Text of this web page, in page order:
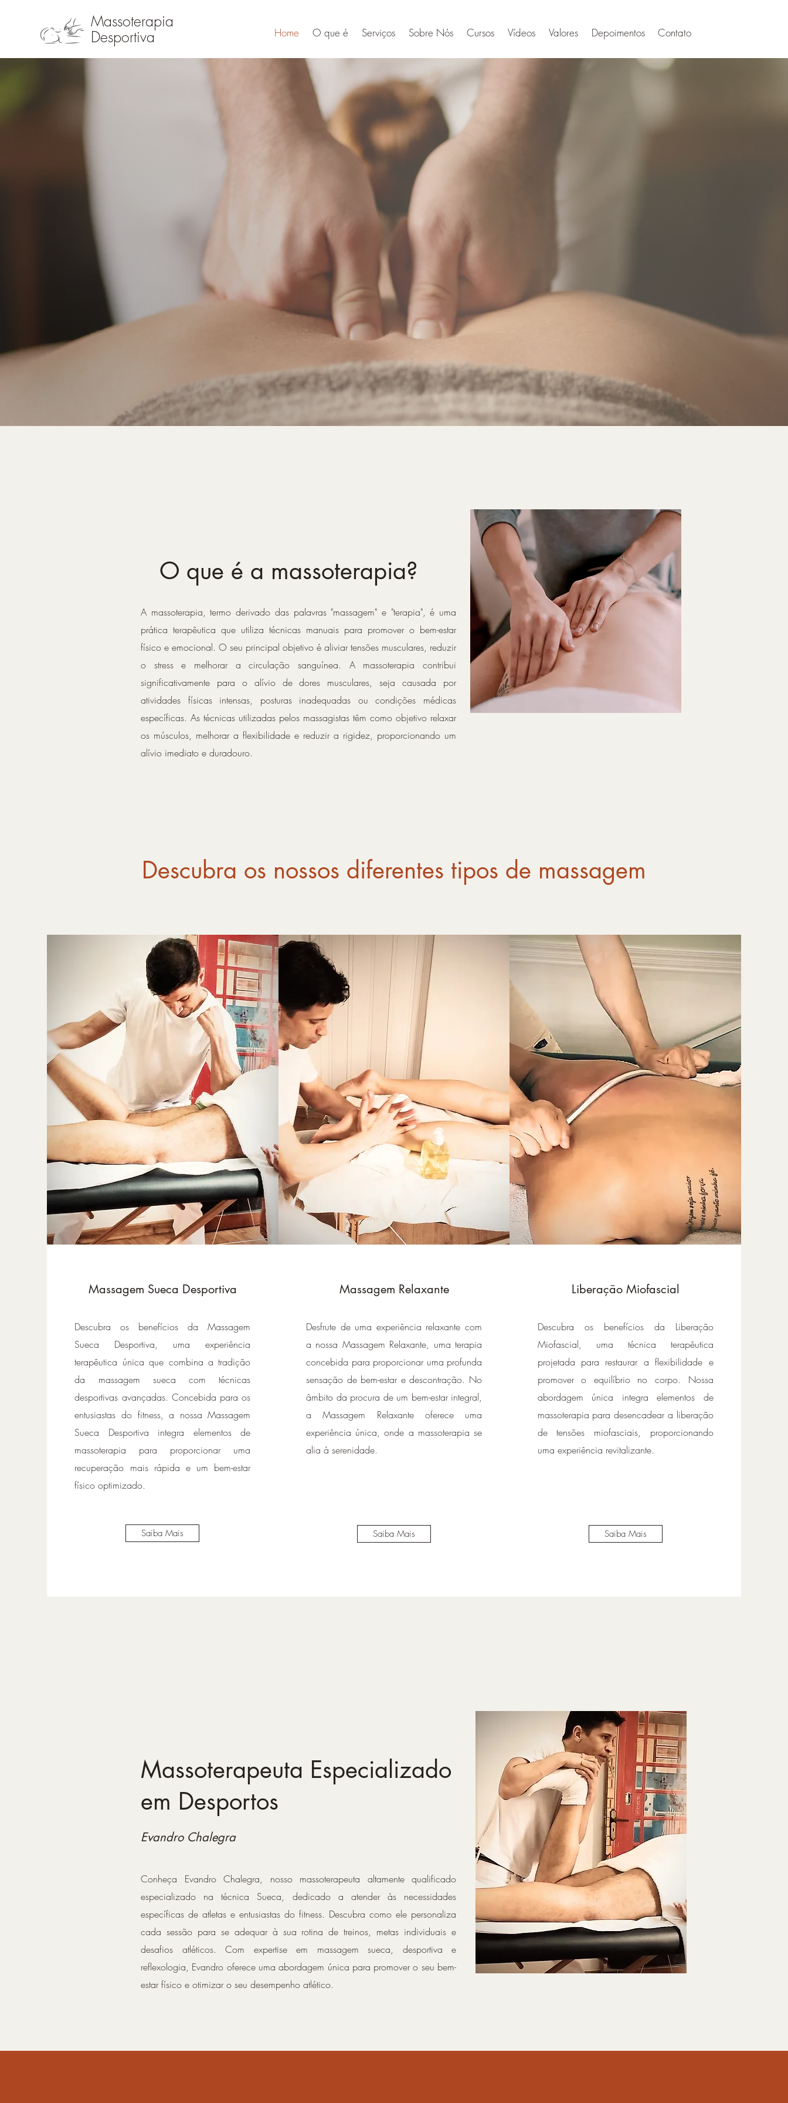
Massoterapia
Desportiva Home O que é Serviços Sobre Nós Cursos Vídeos Valores Depoimentos Contato
Massagem Sueca
Desportiva
Bem-vindo ao nosso studio especializado em
liberação miofacial
O que é a massoterapia?
A massoterapia, termo derivado das palavras "massagem" e "terapia", é uma
prática terapêutica que utiliza técnicas manuais para promover o bem-estar
físico e emocional. O seu principal objetivo é aliviar tensões musculares, reduzir
o stress e melhorar a circulação sanguínea. A massoterapia contribui
significativamente para o alívio de dores musculares, seja causada por
atividades físicas intensas, posturas inadequadas ou condições médicas
específicas. As técnicas utilizadas pelos massagistas têm como objetivo relaxar
os músculos, melhorar a flexibilidade e reduzir a rigidez, proporcionando um
alívio imediato e duradouro.
Descubra os nossos diferentes tipos de massagem
Massagem Sueca Desportiva
Descubra os benefícios da Massagem
Sueca Desportiva, uma experiência
terapêutica única que combina a tradição
da massagem sueca com técnicas
desportivas avançadas. Concebida para os
entusiastas do fitness, a nossa Massagem
Sueca Desportiva integra elementos de
massoterapia para proporcionar uma
recuperação mais rápida e um bem-estar
físico optimizado.
Saiba Mais
Massagem Relaxante
Desfrute de uma experiência relaxante com
a nossa Massagem Relaxante, uma terapia
concebida para proporcionar uma profunda
sensação de bem-estar e descontração. No
âmbito da procura de um bem-estar integral,
a Massagem Relaxante oferece uma
experiência única, onde a massoterapia se
alia à serenidade.
Saiba Mais
Liberação Miofascial
Descubra os benefícios da Liberação
Miofascial, uma técnica terapêutica
projetada para restaurar a flexibilidade e
promover o equilíbrio no corpo. Nossa
abordagem única integra elementos de
massoterapia para desencadear a liberação
de tensões miofasciais, proporcionando
uma experiência revitalizante.
Saiba Mais
Massoterapeuta Especializado
em Desportos
Evandro Chalegra
Conheça Evandro Chalegra, nosso massoterapeuta altamente qualificado
especializado na técnica Sueca, dedicado a atender às necessidades
específicas de atletas e entusiastas do fitness. Descubra como ele personaliza
cada sessão para se adequar à sua rotina de treinos, metas individuais e
desafios atléticos. Com expertise em massagem sueca, desportiva e
reflexologia, Evandro oferece uma abordagem única para promover o seu bem-
estar físico e otimizar o seu desempenho atlético.